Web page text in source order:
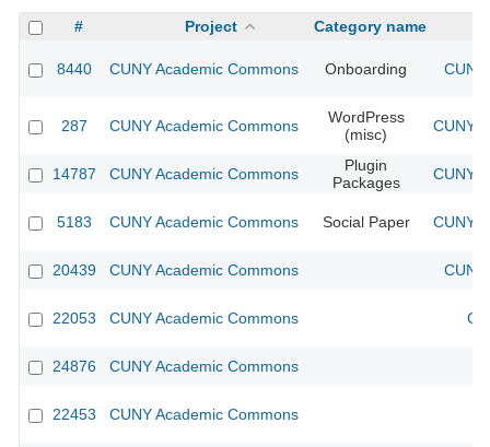
# Project Category name
8440 CUNY Academic Commons Onboarding
287 CUNY Academic Commons
WordPress
(misc)
CUNY
14787 CUNY Academic Commons
Plugin
Packages
CUNY
5183 CUNY Academic Commons Social Paper CUNY
20439 CUNY Academic Commons
22053 CUNY Academic Commons
24876 CUNY Academic Commons
22453 CUNY Academic Commons